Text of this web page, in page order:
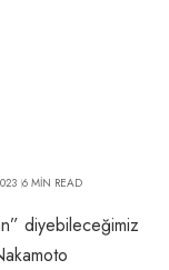
6 MIN READ
diyebileceğimiz